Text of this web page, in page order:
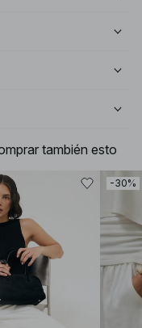
también esto
-30%